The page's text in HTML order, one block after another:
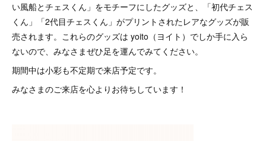
い風船とチェスくん」をモチーフにしたグッズと、「初代チェス
くん」「2代目チェスくん」がプリントされたレアなグッズが販
売されます。これらのグッズは yoito（ヨイト）でしか手に入ら
ないので、みなさまぜひ足を運んでみてください。
期間中は小彩も不定期で来店予定です。
みなさまのご来店を心よりお待ちしています！